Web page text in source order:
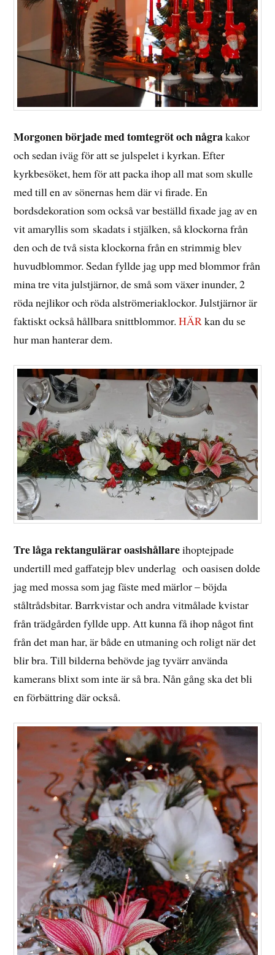
Morgonen började med tomtegröt och någrakakor
och sedan iväg för att se julspelet i kyrkan. Efter
kyrkbesöket, hem för att packa ihop all mat som skulle
med till en av sönernas hem där vi firade. En
bordsdekoration som också var beställd fixade jag av en
vit amaryllis som skadats i stjälken, så klockorna från
den och de två sista klockorna från en strimmig blev
huvudblommor. Sedan fyllde jag upp med blommor från
mina tre vita julstjärnor, de små som växer inunder, 2
röda nejlikor och röda alströmeriaklockor. Julstjärnor är
faktiskt också hållbara snittblommor.HÄRkan du se
hur man hanterar dem.
Tre låga rektangulärar oasishållareihoptejpade
undertill med gaffatejp blev underlag och oasisen dolde
jag med mossa som jag fäste med märlor – böjda
ståltrådsbitar. Barrkvistar och andra vitmålade kvistar
från trädgården fyllde upp. Att kunna få ihop något fint
från det man har, är både en utmaning och roligt när det
blir bra. Till bilderna behövde jag tyvärr använda
kamerans blixt som inte är så bra. Nån gång ska det bli
en förbättring där också.